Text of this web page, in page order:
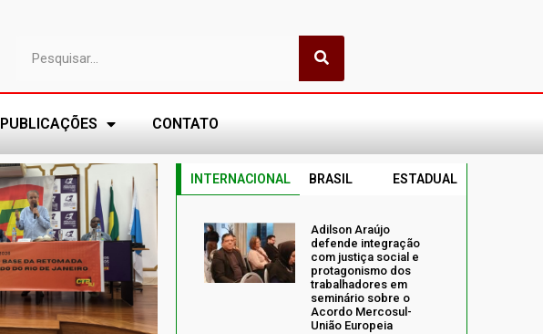
PUBLICAÇÕES CONTATO
INTERNACIONAL BRASIL ESTADUAL
Adilson Araújo
defende integração
com justiça social e
protagonismo dos
trabalhadores em
seminário sobre o
Acordo Mercosul-
União Europeia